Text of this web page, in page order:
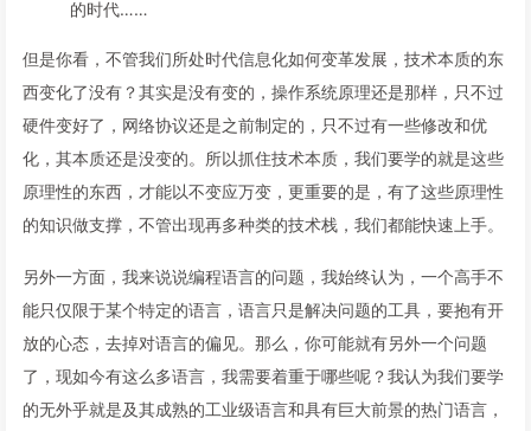
的时代……
但是你看，不管我们所处时代信息化如何变革发展，技术本质的东
西变化了没有？其实是没有变的，操作系统原理还是那样，只不过
硬件变好了，网络协议还是之前制定的，只不过有一些修改和优
化，其本质还是没变的。所以抓住技术本质，我们要学的就是这些
原理性的东西，才能以不变应万变，更重要的是，有了这些原理性
的知识做支撑，不管出现再多种类的技术栈，我们都能快速上手。
另外一方面，我来说说编程语言的问题，我始终认为，一个高手不
能只仅限于某个特定的语言，语言只是解决问题的工具，要抱有开
放的心态，去掉对语言的偏见。那么，你可能就有另外一个问题
了，现如今有这么多语言，我需要着重于哪些呢？我认为我们要学
的无外乎就是及其成熟的工业级语言和具有巨大前景的热门语言，